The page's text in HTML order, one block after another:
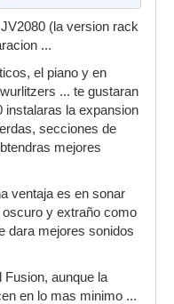
(la version rack
...
el piano y en
... te gustaran
instalaras la expansion
secciones de
mejores
ventaja es en sonar
oscuro y extraño como
dara mejores sonidos
Fusion, aunque la
en lo mas minimo ...